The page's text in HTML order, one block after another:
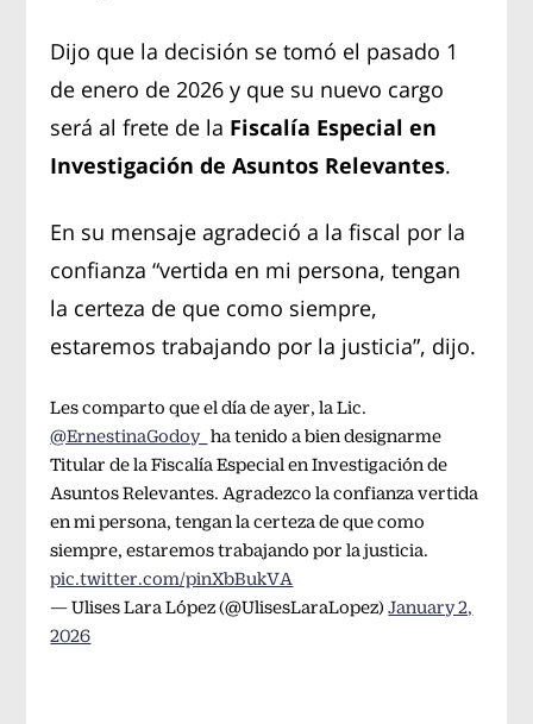
Dijo que la decisión se tomó el pasado 1
de enero de 2026 y que su nuevo cargo
será al frete de la Fiscalía Especial en
Investigación de Asuntos Relevantes.
En su mensaje agradeció a la fiscal por la
confianza “vertida en mi persona, tengan
la certeza de que como siempre,
estaremos trabajando por la justicia”, dijo.
Les comparto que el día de ayer, la Lic.
@ErnestinaGodoy_ ha tenido a bien designarme
Titular de la Fiscalía Especial en Investigación de
Asuntos Relevantes. Agradezco la confianza vertida
en mi persona, tengan la certeza de que como
siempre, estaremos trabajando por la justicia.
pic.twitter.com/pinXbBukVA
— Ulises Lara López (@UlisesLaraLopez)January 2,
2026